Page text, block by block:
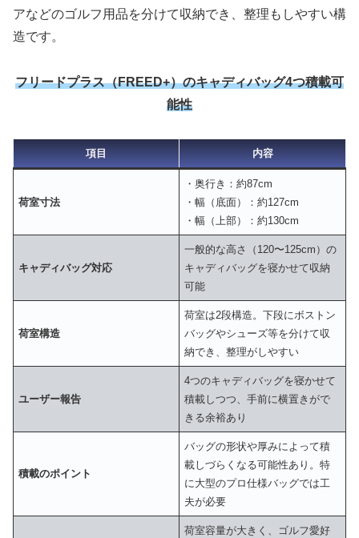
アなどのゴルフ用品を分けて収納でき、整理もしやすい構
造です。
フリードプラス（FREED+）のキャディバッグ4つ積載可
能性
項目 内容
荷室寸法
・奥行き：約87cm
・幅（底面）：約127cm
・幅（上部）：約130cm
キャディバッグ対応
一般的な高さ（120〜125cm）の
キャディバッグを寝かせて収納
可能
荷室構造
荷室は2段構造。下段にボストン
バッグやシューズ等を分けて収
納でき、整理がしやすい
ユーザー報告
4つのキャディバッグを寝かせて
積載しつつ、手前に横置きがで
きる余裕あり
積載のポイント
バッグの形状や厚みによって積
載しづらくなる可能性あり。特
に大型のプロ仕様バッグでは工
夫が必要
荷室容量が大きく、ゴルフ愛好